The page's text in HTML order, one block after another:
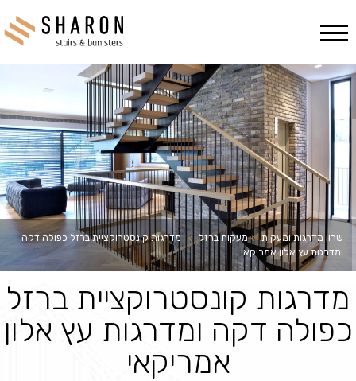
Skip
content
שרון מדרגות ומעקות >מעקות ברזל > מדרגות קונסטרוקציית ברזל כפולה דקה
ומדרגות עץ אלון אמריקאי
מדרגות קונסטרוקציית ברזל
כפולה דקה ומדרגות עץ אלון
אמריקאי